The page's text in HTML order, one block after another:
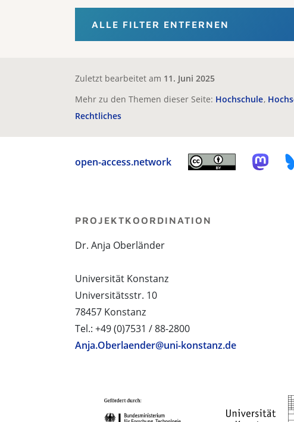
ALLE FILTER ENTFERNEN
Zuletzt bearbeitet am 11. Juni 2025
Mehr zu den Themen dieser Seite: Hochschule
Rechtliches
open-access.network
PROJEKTKOORDINATION
Dr. Anja Oberländer
Universität Konstanz
Universitätsstr. 10
78457 Konstanz
Tel.: +49 (0)7531 / 88-2800
Anja.Oberlaender@uni-konstanz.de